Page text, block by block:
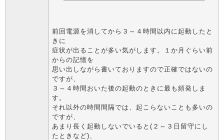
前回電源を消してから３～４時間以内に起動したと
きに
症状が出ることが多い気がします。１か月ぐらい前
からの記憶を
思い出しながら書いておりますので正確ではないの
ですが、
３～４時間おいた後の起動のときに最も頻発しま
す。
それ以外の時間間隔では、起こらないことも多いの
ですが、
あまり長く起動しないでいると(２～３日留守にし
たときなど)、